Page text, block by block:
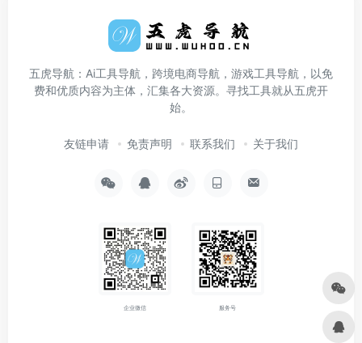
五虎导航：Ai工具导航，跨境电商导航，游戏工具导航，以免
费和优质内容为主体，汇集各大资源。寻找工具就从五虎开
始。
友链申请 免责声明 联系我们 关于我们
企业微信 服务号